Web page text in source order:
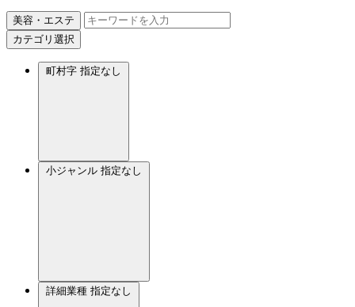
美容・エステ
カテゴリ選択
町村字 指定なし
小ジャンル 指定なし
詳細業種 指定なし